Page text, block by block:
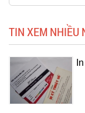
TIN XEM NHIỀU